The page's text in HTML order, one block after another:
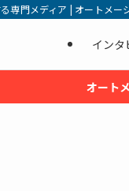
専門メディア | オートメ
インタ
オート